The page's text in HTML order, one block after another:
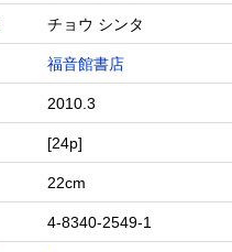
チョウ シンタ
福音館書店
2010.3
[24p]
22cm
4-8340-2549-1